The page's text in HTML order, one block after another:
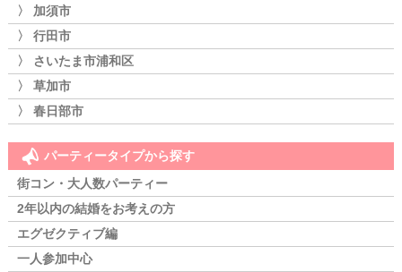
〉 加須市
〉 行田市
〉 さいたま市浦和区
〉 草加市
〉 春日部市
パーティータイプから探す
街コン・大人数パーティー
2年以内の結婚をお考えの方
エグゼクティブ編
一人参加中心